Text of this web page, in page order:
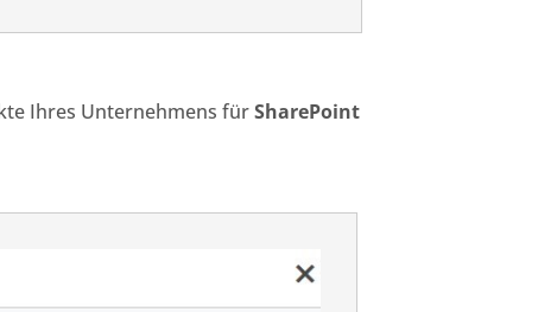
Ihres Unternehmens fürSharePoint